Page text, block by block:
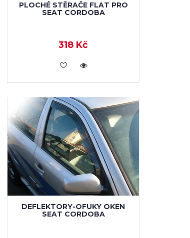
PLOCHÉ STĚRAČE FLAT PRO
SEAT CORDOBA
318 Kč
VLOŽIT DO KOŠÍKU
DEFLEKTORY-OFUKY OKEN
SEAT CORDOBA